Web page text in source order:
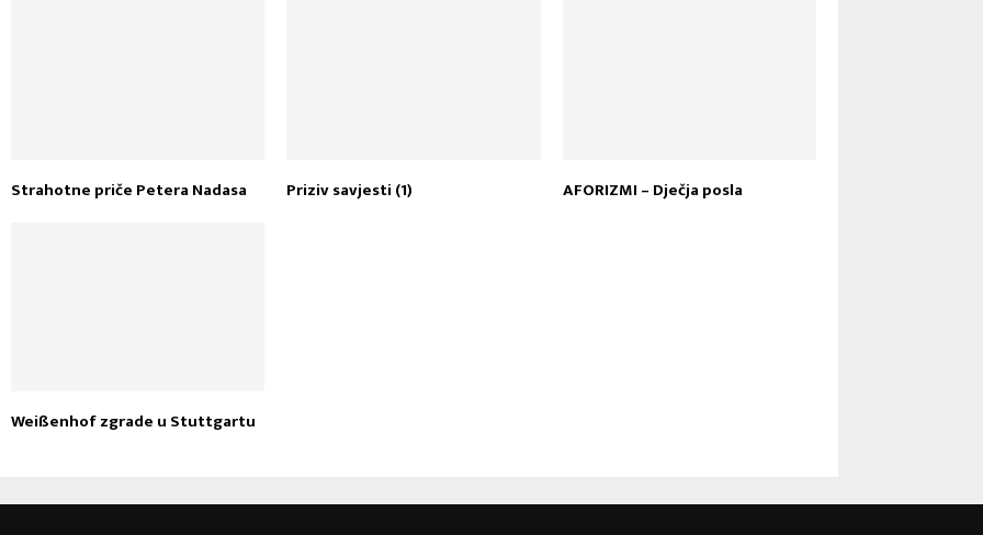
Strahotne priče Petera Nadasa Priziv savjesti (1) AFORIZMI – Dječja posla
Weißenhof zgrade u Stuttgartu